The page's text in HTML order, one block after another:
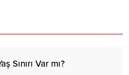
Sınırı Var mı?